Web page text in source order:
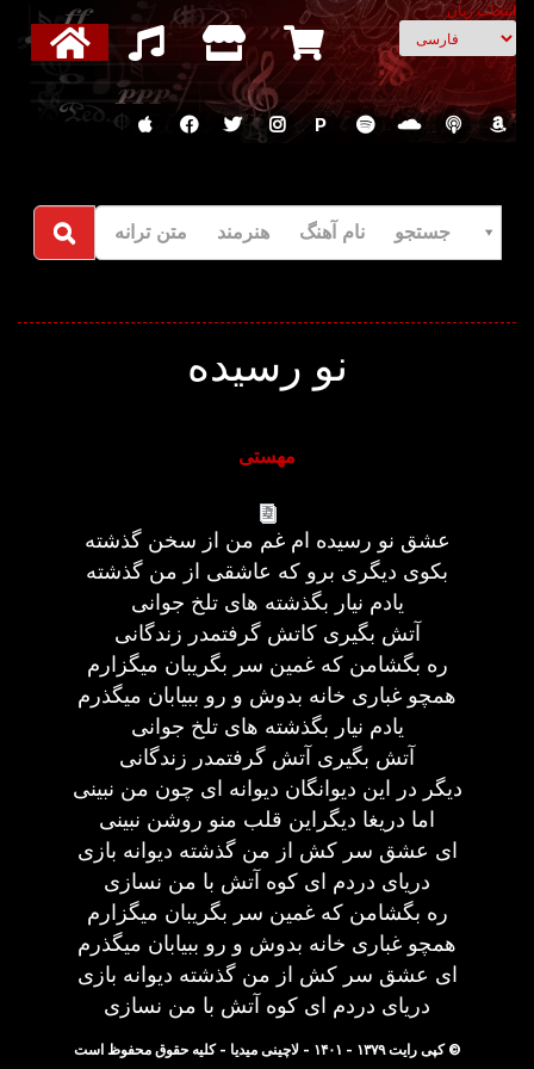
انتخاب زبان
P
جستجو نام آهنگ هنرمند متن ترانه
نو رسیده
مهستی
عشق نو رسیده ام غم من از سخن گذشته
بکوی دیگری برو که عاشقی از من گذشته
یادم نیار بگذشته های تلخ جوانی
آتش بگیری کاتش گرفتمدر زندگانی
ره بگشامن که غمین سر بگریبان میگزارم
همچو غباری خانه بدوش و رو ببیابان میگذرم
یادم نیار بگذشته های تلخ جوانی
آتش بگیری آتش گرفتمدر زندگانی
دیگر در این دیوانگان دیوانه ای چون من نبینی
اما دریغا دیگراین قلب منو روشن نبینی
ای عشق سر کش از من گذشته دیوانه بازی
دریای دردم ای کوه آتش با من نسازی
ره بگشامن که غمین سر بگریبان میگزارم
همچو غباری خانه بدوش و رو ببیابان میگذرم
ای عشق سر کش از من گذشته دیوانه بازی
دریای دردم ای کوه آتش با من نسازی
© کپی رایت ۱۳۷۹ - ۱۴۰۱ - لاچینی میدیا - کلیه حقوق محفوظ است